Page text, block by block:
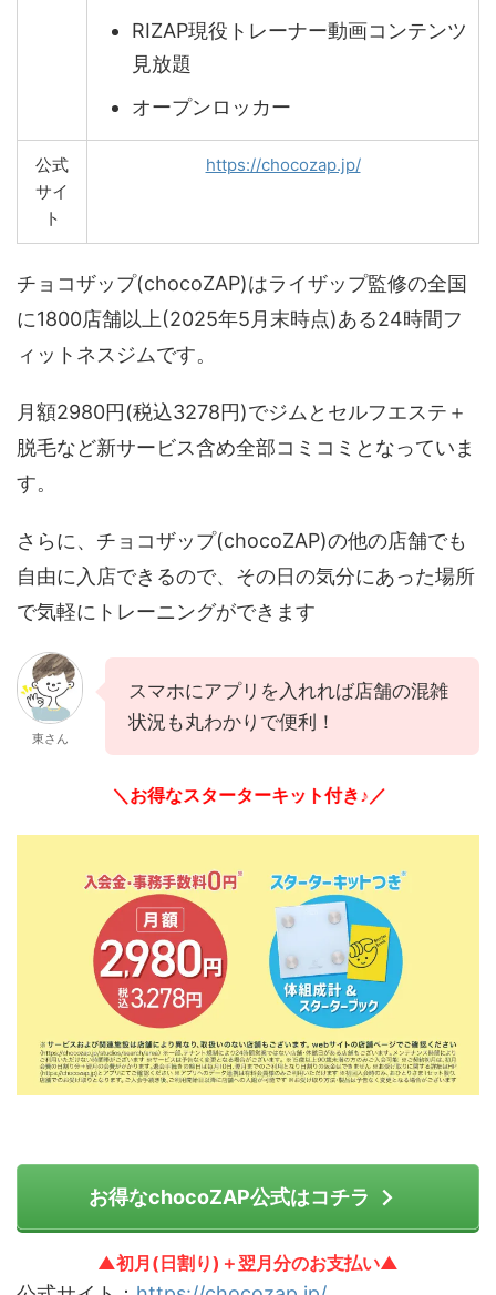
RIZAP現役トレーナー動画コンテンツ
見放題
オープンロッカー
公式
サイ
ト
https://chocozap.jp/
チョコザップ(chocoZAP)はライザップ監修の全国
に1800店舗以上(2025年5月末時点)ある24時間フ
ィットネスジムです。
月額2980円(税込3278円)でジムとセルフエステ＋
脱毛など新サービス含め全部コミコミとなっていま
す。
さらに、チョコザップ(chocoZAP)の他の店舗でも
自由に入店できるので、その日の気分にあった場所
で気軽にトレーニングができます
東さん
スマホにアプリを入れれば店舗の混雑
状況も丸わかりで便利！
＼お得なスターターキット付き♪／
お得なchocoZAP公式はコチラ
▲初月(日割り)＋翌月分のお支払い▲